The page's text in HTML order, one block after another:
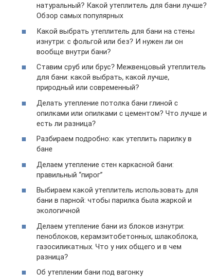
натуральный? Какой утеплитель для бани лучше?
Обзор самых популярных
Какой выбрать утеплитель для бани на стены
изнутри: с фольгой или без? И нужен ли он
вообще внутри бани?
Ставим сруб или брус? Межвенцовый утеплитель
для бани: какой выбрать, какой лучше,
природный или современный?
Делать утепление потолка бани глиной с
опилками или опилками с цементом? Что лучше и
есть ли разница?
Разбираем подробно: как утеплить парилку в
бане
Делаем утепление стен каркасной бани:
правильный “пирог”
Выбираем какой утеплитель использовать для
бани в парной: чтобы парилка была жаркой и
экологичной
Делаем утепление бани из блоков изнутри:
пеноблоков, керамзитобетонных, шлакоблока,
газосиликатных. Что у них общего и в чем
разница?
Об утеплении бани под вагонку